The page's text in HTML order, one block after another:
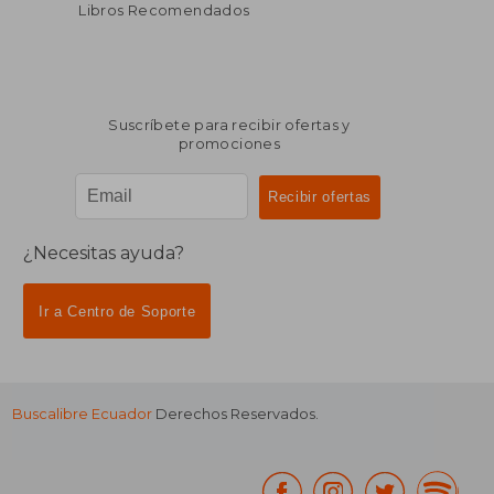
Libros Recomendados
Suscríbete para recibir ofertas y
promociones
¿Necesitas ayuda?
Ir a Centro de Soporte
Buscalibre Ecuador Derechos Reservados.